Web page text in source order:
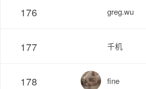
176 greg.wu
177 千机
178 fine